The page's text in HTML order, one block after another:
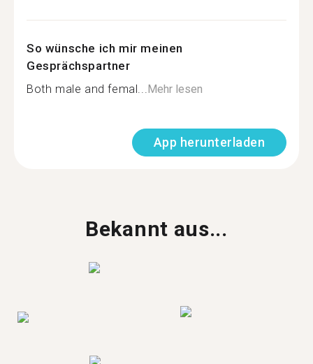
So wünsche ich mir meinen
Gesprächspartner
Both male and femal...Mehr lesen
App herunterladen
Bekannt aus...